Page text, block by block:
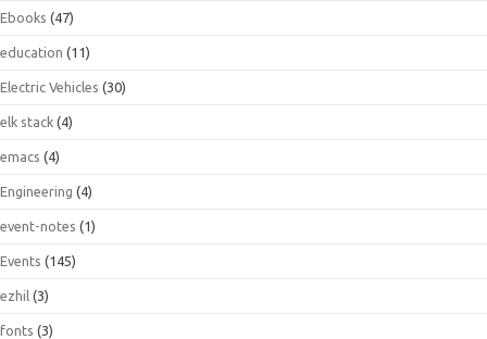
Ebooks (47)
education (11)
Electric Vehicles (30)
elk stack (4)
emacs (4)
Engineering (4)
event-notes (1)
Events (145)
ezhil (3)
fonts (3)